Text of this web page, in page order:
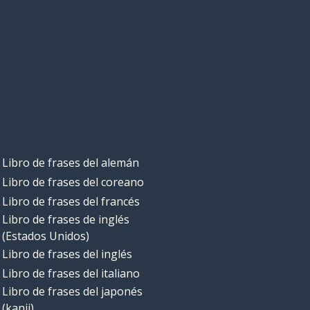
Libro de frases del alemán
Libro de frases del coreano
Libro de frases del francés
Libro de frases de inglés
(Estados Unidos)
Libro de frases del inglés
Libro de frases del italiano
Libro de frases del japonés